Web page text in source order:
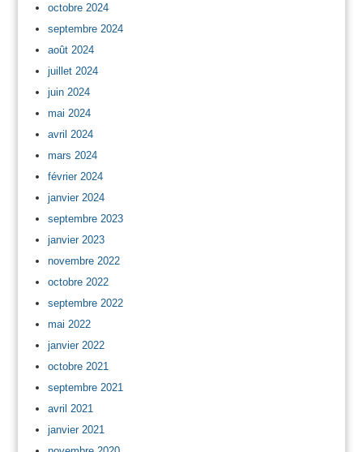
octobre 2024
septembre 2024
août 2024
juillet 2024
juin 2024
mai 2024
avril 2024
mars 2024
février 2024
janvier 2024
septembre 2023
janvier 2023
novembre 2022
octobre 2022
septembre 2022
mai 2022
janvier 2022
octobre 2021
septembre 2021
avril 2021
janvier 2021